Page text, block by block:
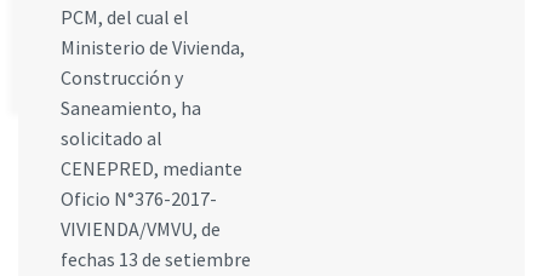
PCM, del cual el
Ministerio de Vivienda,
Construcción y
Saneamiento, ha
solicitado al
CENEPRED, mediante
Oficio N°376-2017-
VIVIENDA/VMVU, de
fechas 13 de setiembre